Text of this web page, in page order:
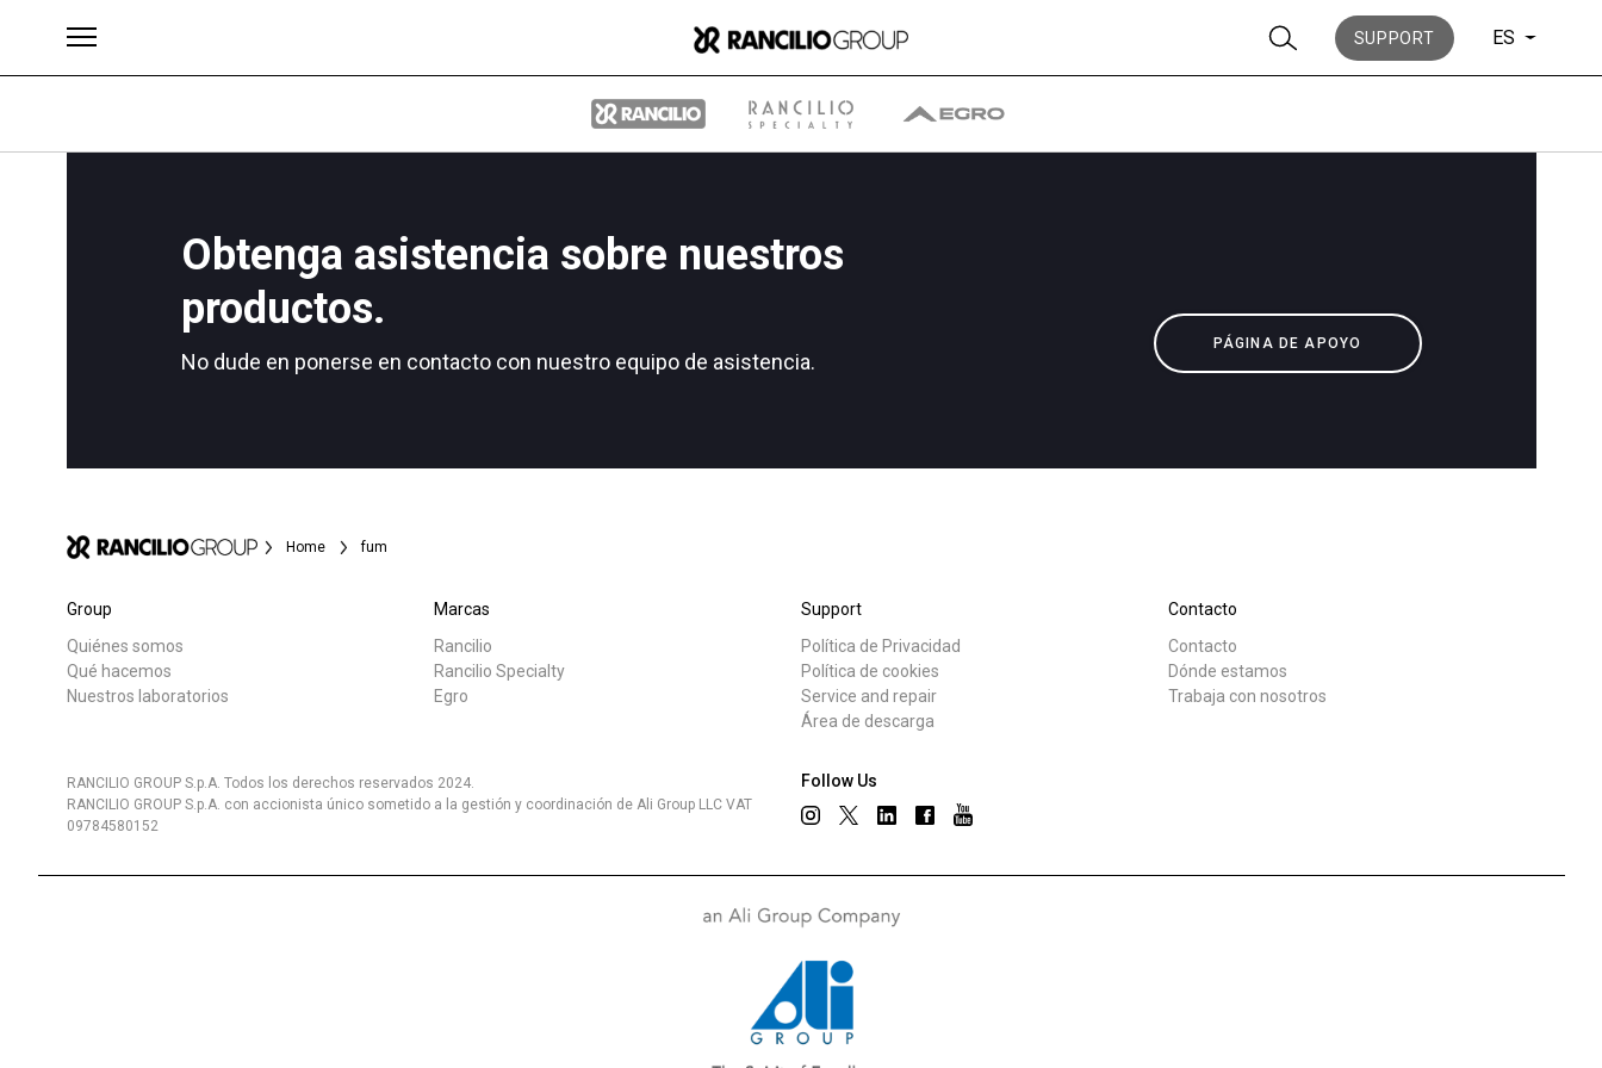
SUPPORT ES
Obtenga asistencia sobre nuestros
productos.
No dude en ponerse en contacto con nuestro equipo de asistencia.
PÁGINA DE APOYO
Home fum
Group
Quiénes somos
Qué hacemos
Nuestros laboratorios
Marcas
Rancilio
Rancilio Specialty
Egro
Support
Política de Privacidad
Política de cookies
Service and repair
Área de descarga
Contacto
Contacto
Dónde estamos
Trabaja con nosotros
Follow Us
RANCILIO GROUP S.p.A. Todos los derechos reservados 2024.
RANCILIO GROUP S.p.A. con accionista único sometido a la gestión y coordinación de Ali Group LLC VAT
09784580152
Productos Noticias Descargar
Brands Group
Trabaja con nosotros
laboratorios
Connect